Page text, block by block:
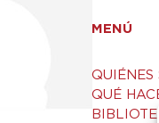
MENÚ
QUIÉNES
QUÉ